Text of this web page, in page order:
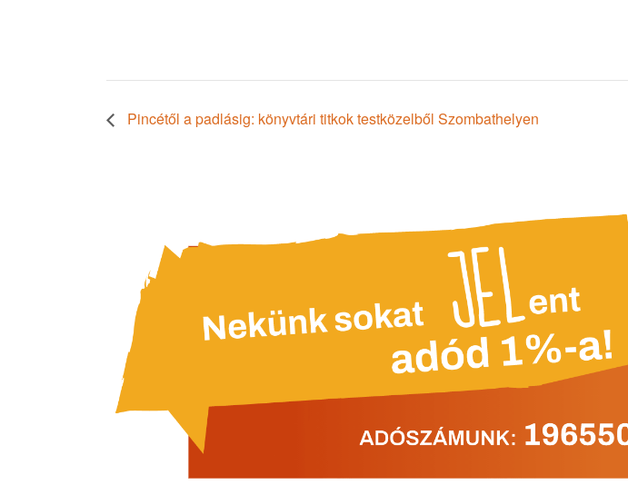
Pincétől a padlásig: könyvtári titkok testközelből Szombathelyen